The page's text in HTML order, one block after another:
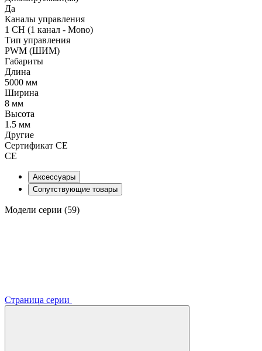
Да
Каналы управления
1 CH (1 канал - Mono)
Тип управления
PWM (ШИМ)
Габариты
Длина
5000 мм
Ширина
8 мм
Высота
1.5 мм
Другие
Сертификат CE
CE
Аксессуары
Сопутствующие товары
Модели серии (59)
Страница серии